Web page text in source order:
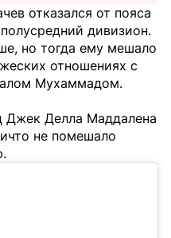
отказался от пояса
дивизион.
но тогда ему мешало
отношениях с
Мухаммадом.
Джек Делла Маддалена
не помешало